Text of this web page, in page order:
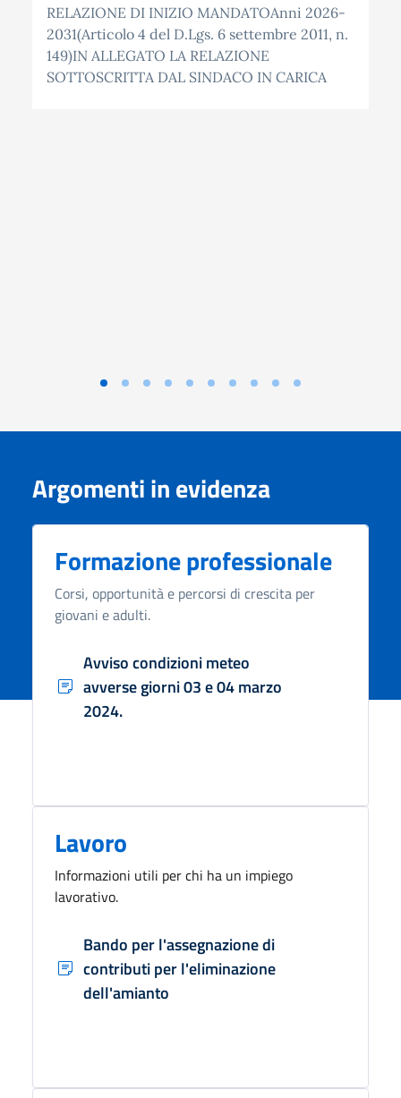
RELAZIONE DI INIZIO MANDATOAnni 2026-
2031(Articolo 4 del D.Lgs. 6 settembre 2011, n.
149)IN ALLEGATO LA RELAZIONE
SOTTOSCRITTA DAL SINDACO IN CARICA
Argomenti in evidenza
Formazione professionale
Corsi, opportunità e percorsi di crescita per
giovani e adulti.
Avviso condizioni meteo
avverse giorni 03 e 04 marzo
2024.
Lavoro
Informazioni utili per chi ha un impiego
lavorativo.
Bando per l'assegnazione di
contributi per l'eliminazione
dell'amianto